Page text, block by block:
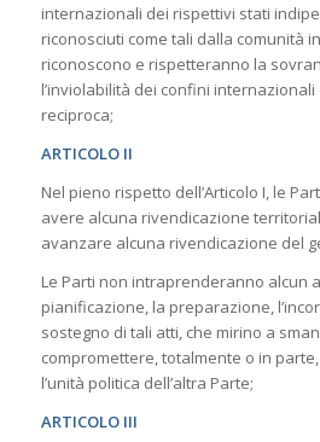
internazionali dei rispettivi stati
riconosciuti come tali dalla comunità
riconoscono e rispetteranno la
l’inviolabilità dei confini
reciproca;
ARTICOLO II
Nel pieno rispetto dell’Articolo I, le
avere alcuna rivendicazione
avanzare alcuna rivendicazione del
Le Parti non intraprenderanno alcun
pianificazione, la preparazione,
sostegno di tali atti, che mirino a
compromettere, totalmente o in
l’unità politica dell’altra Parte;
ARTICOLO III